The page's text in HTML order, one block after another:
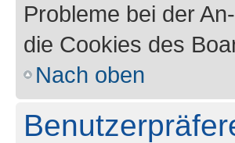
Probleme bei der
die Cookies des
Nach oben